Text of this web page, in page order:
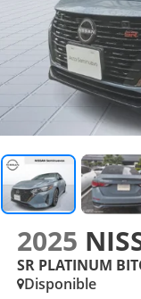
2025
SR PLATINUM
Disponible